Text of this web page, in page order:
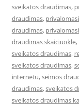
sveikatos draudimas,
draudimas,
draudimas,
draudimas skaiciuokle,
sveikatos draudimas,
sveikatos draudimas,
internetu,seimos
draudimas,sveikatos
sveikatos draudimas